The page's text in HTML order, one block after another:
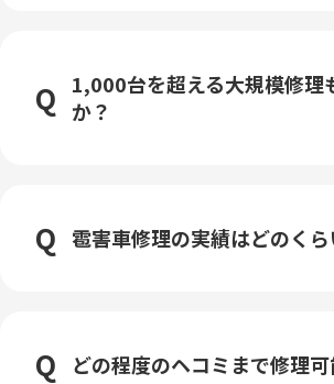
1,000台を超える大規模修理
か？
雹害車修理の実績はどのく
どの程度のヘコミまで修理